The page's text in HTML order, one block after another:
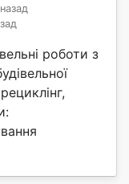
роботи з